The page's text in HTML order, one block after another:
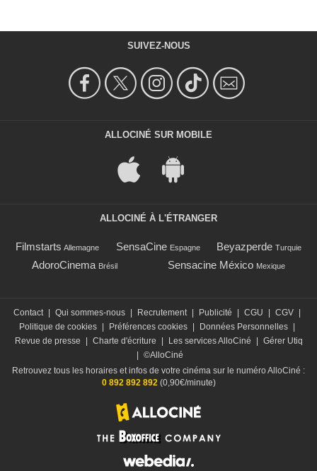
SUIVEZ-NOUS
ALLOCINÉ SUR MOBILE
ALLOCINÉ À L'ÉTRANGER
Filmstarts Allemagne SensaCine Espagne Beyazperde Turquie
AdoroCinema Brésil Sensacine México Mexique
Contact Qui sommes-nous Recrutement Publicité CGU CGV
Politique de cookies
Préférences cookies Données Personnelles
Revue de presse
Charte d'écriture Les services AlloCiné
Gérer Utiq
©AlloCiné
Retrouvez tous les horaires et infos de votre cinéma sur le numéro AlloCiné :
0 892 892 892(0,90€/minute)